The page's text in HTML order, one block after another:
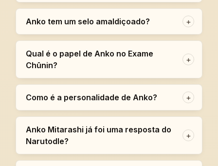
Anko tem um selo amaldiçoado? +
Qual é o papel de Anko no Exame
Chūnin?
+
Como é a personalidade de Anko? +
Anko Mitarashi já foi uma resposta do
Narutodle?
+